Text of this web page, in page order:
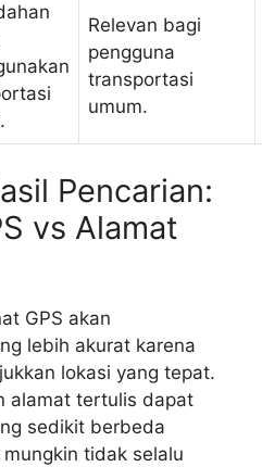
Relevan bagi
pengguna
transportasi
umum.
Pencarian:
vs Alamat
GPS akan
lebih akurat karena
lokasi yang tepat.
alamat tertulis dapat
sedikit berbeda
tidak selalu